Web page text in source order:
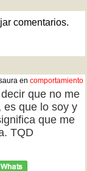
comentarios.
en comportamiento
que no me
es que lo soy y
que me
TQD